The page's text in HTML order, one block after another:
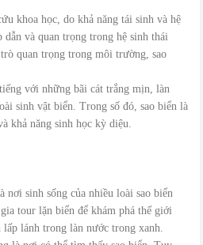
khoa học, do khả năng tái sinh và hệ
dẫn và quan trọng trong hệ sinh thái
quan trọng trong môi trường, sao
với những bãi cát trắng mịn, làn
sinh vật biển. Trong số đó, sao biển là
khả năng sinh học kỳ diệu.
sinh sống của nhiều loài sao biển
tour lặn biển để khám phá thế giới
lấp lánh trong làn nước trong xanh.